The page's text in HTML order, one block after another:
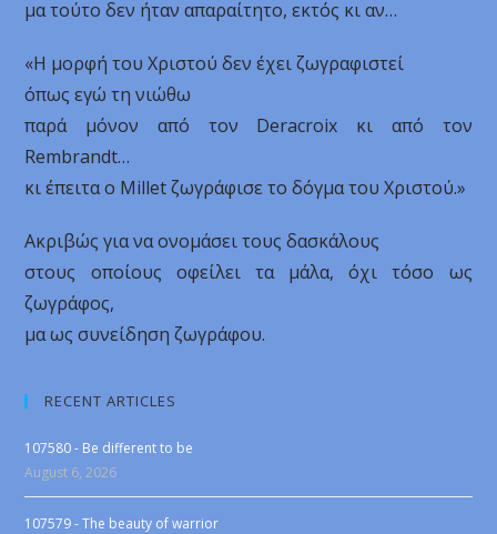
μα τούτο δεν ήταν απαραίτητο, εκτός κι αν…
«Η μορφή του Χριστού δεν έχει ζωγραφιστεί
όπως εγώ τη νιώθω
παρά μόνον από τον Deracroix κι από τον
Rembrandt…
κι έπειτα ο Millet ζωγράφισε το δόγμα του Χριστού.»
Ακριβώς για να ονομάσει τους δασκάλους
στους οποίους οφείλει τα μάλα, όχι τόσο ως
ζωγράφος,
μα ως συνείδηση ζωγράφου.
RECENT ARTICLES
107580 - Be different to be
August 6, 2026
107579 - The beauty of warrior